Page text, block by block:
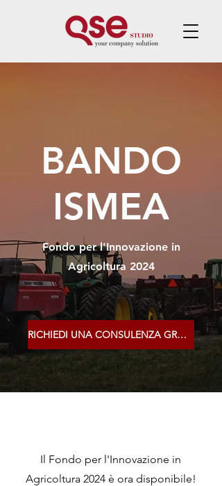
BANDO
ISMEA
Fondo per l'Innovazione in
Agricoltura 2024
RICHIEDI UNA CONSULENZA GRATUITA!
Il Fondo per l'Innovazione in
Agricoltura 2024 è ora disponibile!